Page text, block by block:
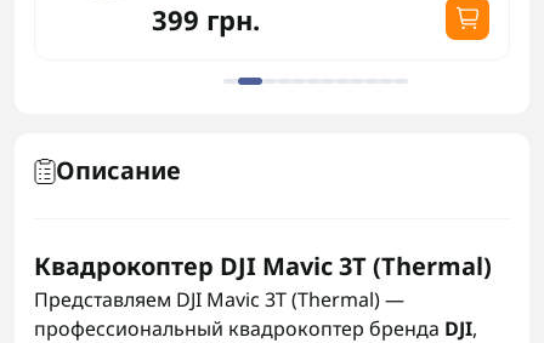
399 грн.
Описание
Квадрокоптер DJI Mavic 3T (Thermal)
Представляем DJI Mavic 3T (Thermal) —
профессиональный квадрокоптер бренда DJI,